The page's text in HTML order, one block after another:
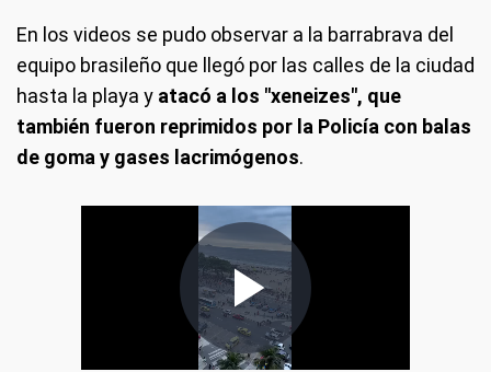
En los videos se pudo observar a la barrabrava del
equipo brasileño que llegó por las calles de la ciudad
hasta la playa y atacó a los "xeneizes", que
también fueron reprimidos por la Policía con balas
de goma y gases lacrimógenos.